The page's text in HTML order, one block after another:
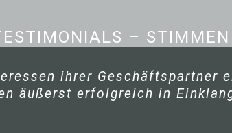
– STIMMEN
ihrer Geschäftspartner
äußerst erfolgreich in